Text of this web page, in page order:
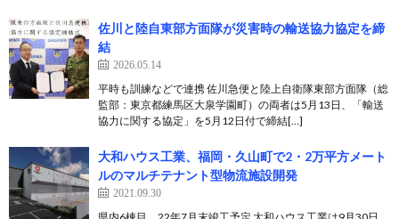
佐川と陸自東部方面隊が災害時の輸送協力協定を締
結
2026.05.14
平時も訓練などで連携 佐川急便と陸上自衛隊東部方面隊（総
監部：東京都練馬区大泉学園町）の両者は5月13日、「輸送
協力に関する協定」を5月12日付で締結[…]
大和ハウス工業、福岡・久山町で2・2万平方メート
ルのマルチテナント型物流施設開発
2021.09.30